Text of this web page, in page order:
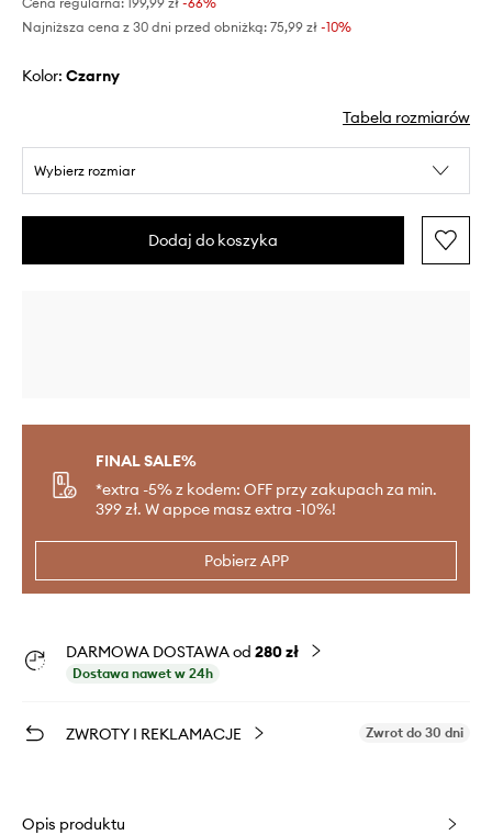
Najniższa cena z 30 dni przed obniżką: 75,99 zł -10%
Kolor: czarny
Tabela rozmiarów
Wybierz rozmiar
Dodaj do koszyka
FINAL SALE%
*extra -5% z kodem: OFF przy zakupach za min.
399 zł. W appce masz extra -10%!
Pobierz APP
DARMOWA DOSTAWA od 280 zł
Dostawa nawet w 24h
ZWROTY I REKLAMACJE Zwrot do 30 dni
Opis produktu